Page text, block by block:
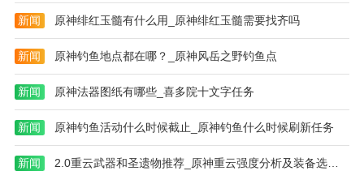
新闻 原神绯红玉髓有什么用_原神绯红玉髓需要找齐吗
新闻 原神钓鱼地点都在哪？_原神风岳之野钓鱼点
新闻 原神法器图纸有哪些_喜多院十文字任务
新闻 原神钓鱼活动什么时候截止_原神钓鱼什么时候刷新任务
新闻 2.0重云武器和圣遗物推荐_原神重云强度分析及装备选择推荐重云好不好用